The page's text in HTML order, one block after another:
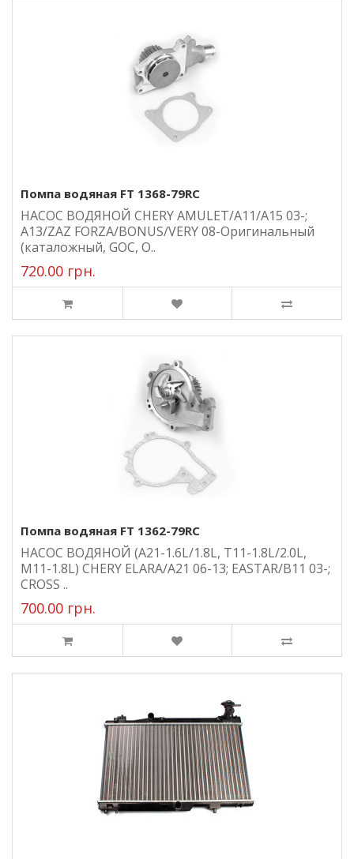
Помпа водяная FT 1368-79RC
НАСОС ВОДЯНОЙ CHERY AMULET/A11/A15 03-;
A13/ZAZ FORZA/BONUS/VERY 08-Оригинальный
(каталожный, GOC, О..
720.00 грн.
Помпа водяная FT 1362-79RC
НАСОС ВОДЯНОЙ (A21-1.6L/1.8L, T11-1.8L/2.0L,
M11-1.8L) CHERY ELARA/A21 06-13; EASTAR/B11 03-;
CROSS ..
700.00 грн.